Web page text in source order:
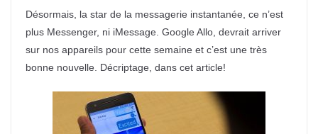
Désormais, la star de la messagerie instantanée, ce n’est
plus Messenger, ni iMessage. Google Allo, devrait arriver
sur nos appareils pour cette semaine et c’est une très
bonne nouvelle. Décriptage, dans cet article!